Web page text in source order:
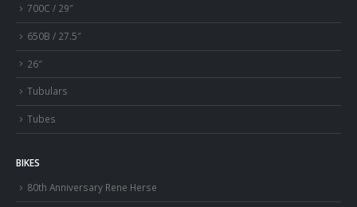
700C / 29″
650B / 27.5″
26″
Tubulars
Tubes
BIKES
80th Anniversary Rene Herse